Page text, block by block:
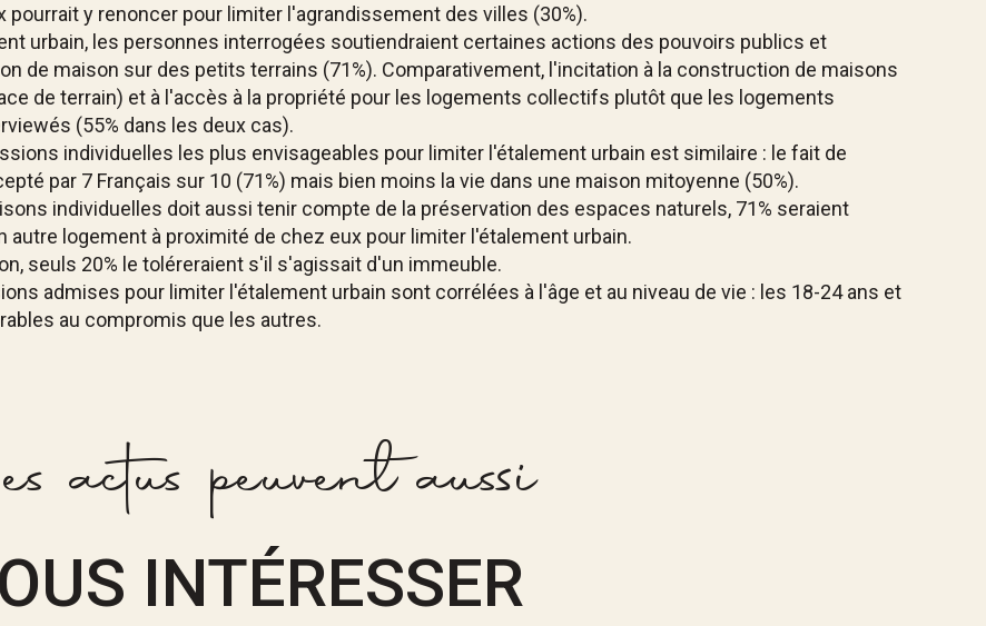
y renoncer pour limiter l'agrandissement des villes (30%).
urbain, les personnes interrogées soutiendraient certaines actions des pouvoirs publics et
de maison sur des petits terrains (71%). Comparativement, l'incitation à la construction de maisons
de terrain) et à l'accès à la propriété pour les logements collectifs plutôt que les logements
(55% dans les deux cas).
individuelles les plus envisageables pour limiter l'étalement urbain est similaire : le fait de
par 7 Français sur 10 (71%) mais bien moins la vie dans une maison mitoyenne (50%).
individuelles doit aussi tenir compte de la préservation des espaces naturels, 71% seraient
logement à proximité de chez eux pour limiter l'étalement urbain.
seuls 20% le toléreraient s'il s'agissait d'un immeuble.
admises pour limiter l'étalement urbain sont corrélées à l'âge et au niveau de vie : les 18-24 ans et
au compromis que les autres.
actus peuvent aussi
INTÉRESSER